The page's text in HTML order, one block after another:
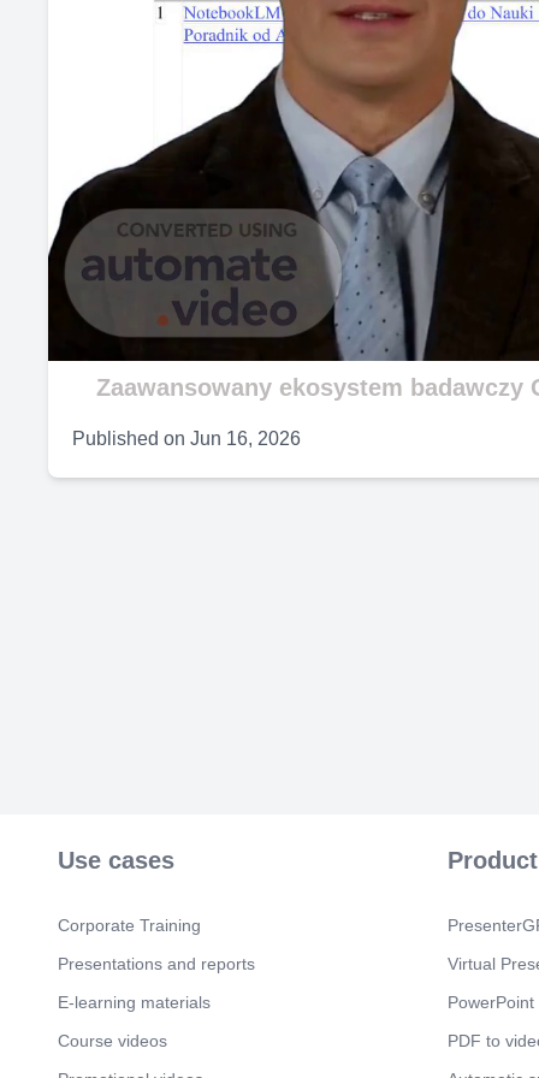
Zaawansowany ekosystem badawczy
Published on Jun 16, 2026
Use cases
Corporate Training
Presentations and reports
E-learning materials
Course videos
Product
Virtual
PDF to